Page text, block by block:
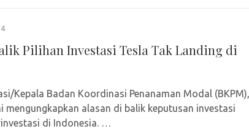
Pilihan Investasi Tesla Tak Landing di
Kepala Badan Koordinasi Penanaman Modal (BKPM),
mengungkapkan alasan di balik keputusan investasi
di Indonesia. …